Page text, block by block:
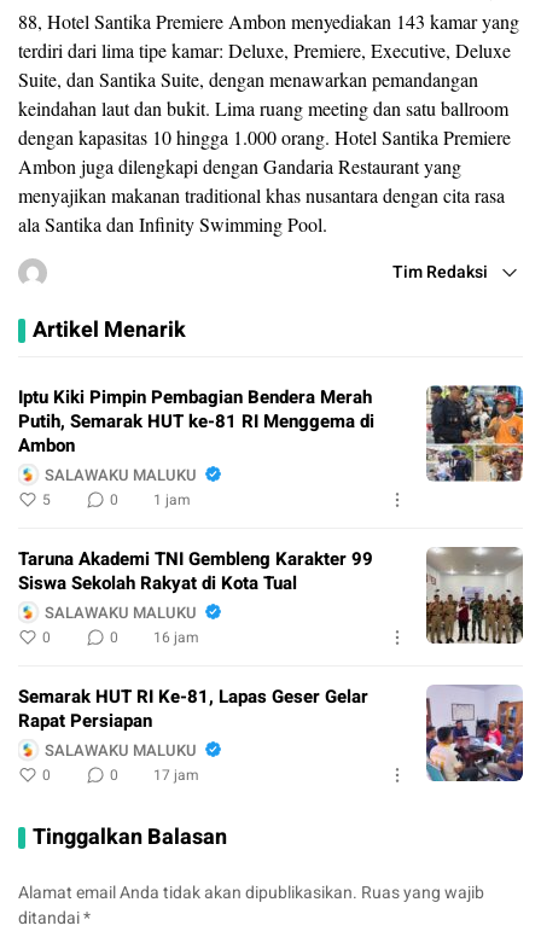
88, Hotel Santika Premiere Ambon menyediakan 143 kamar yang
terdiri dari lima tipe kamar: Deluxe, Premiere, Executive, Deluxe
Suite, dan Santika Suite, dengan menawarkan pemandangan
keindahan laut dan bukit. Lima ruang meeting dan satu ballroom
dengan kapasitas 10 hingga 1.000 orang. Hotel Santika Premiere
Ambon juga dilengkapi dengan Gandaria Restaurant yang
menyajikan makanan traditional khas nusantara dengan cita rasa
ala Santika dan Infinity Swimming Pool.
Tim Redaksi
Artikel Menarik
Iptu Kiki Pimpin Pembagian Bendera Merah
Putih, Semarak HUT ke-81 RI Menggema di
Ambon
SALAWAKU MALUKU
5 0 1 jam
Taruna Akademi TNI Gembleng Karakter 99
Siswa Sekolah Rakyat di Kota Tual
SALAWAKU MALUKU
0 0 16 jam
Semarak HUT RI Ke-81, Lapas Geser Gelar
Rapat Persiapan
SALAWAKU MALUKU
0 0 17 jam
Tinggalkan Balasan
Alamat email Anda tidak akan dipublikasikan. Ruas yang wajib
ditandai*